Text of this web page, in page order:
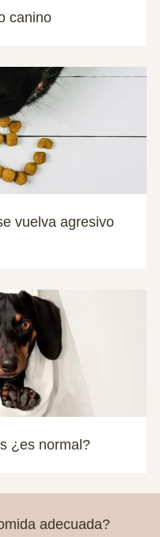
canino
vuelva agresivo
¿es normal?
adecuada?